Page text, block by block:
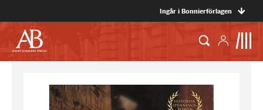
Ingår i Bonnierförlagen